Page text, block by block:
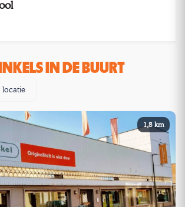
IN DE BUURT
locatie
1,8 km